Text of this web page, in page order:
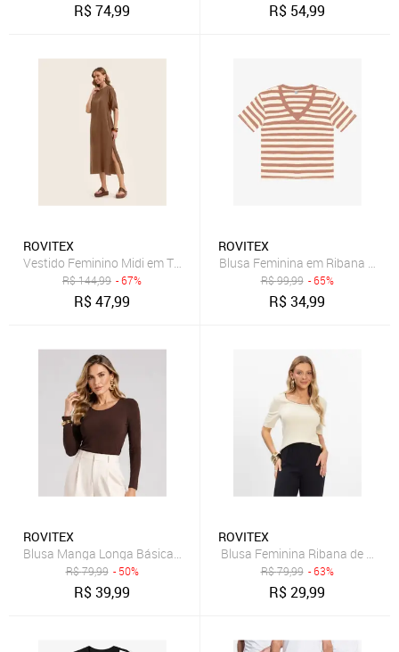
R$74,99 R$ 54,99
ROVITEX
Vestido Feminino Midi em Twill Cey Rovitex Marrom
R$144,99 - 67%
R$47,99
ROVITEX
Blusa Feminina em Ribana de
R$99,99 - 65%
R$34,99
ROVITEX
Blusa Manga Longa Básica Select Marrom
R$79,99 - 50%
R$39,99
ROVITEX
Blusa Feminina Ribana de
R$79,99 - 63%
R$29,99